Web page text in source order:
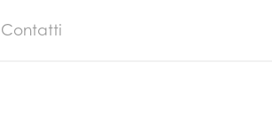
Contatti